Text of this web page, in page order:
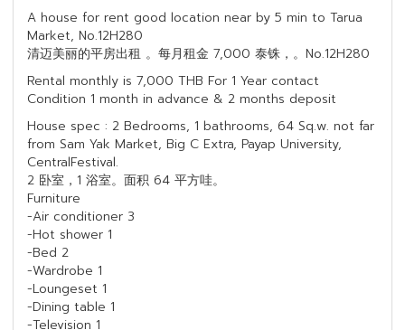
A house for rent good location near by 5 min to Tarua
Market, No.12H280
清迈美丽的平房出租 。每月租金 7,000 泰铢，。No.12H280
Rental monthly is 7,000 THB For 1 Year contact
Condition 1 month in advance & 2 months deposit
House spec : 2 Bedrooms, 1 bathrooms, 64 Sq.w. not far
from Sam Yak Market, Big C Extra, Payap University,
CentralFestival.
2 卧室，1 浴室。面积 64 平方哇。
Furniture
-Air conditioner 3
-Hot shower 1
-Bed 2
-Wardrobe 1
-Loungeset 1
-Dining table 1
-Television 1